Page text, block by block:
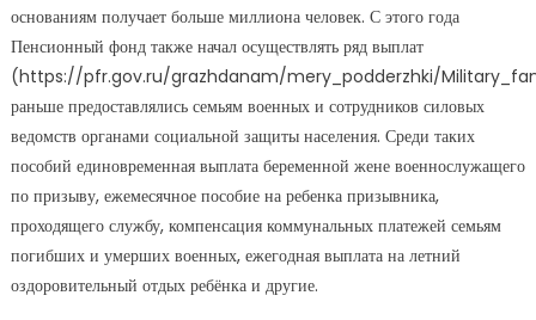
основаниям получает больше миллиона человек. С этого года
Пенсионный фонд также начал осуществлять ряд выплат
(https://pfr.gov.ru/grazhdanam/mery_podderzhki/
раньше предоставлялись семьям военных и сотрудников силовых
ведомств органами социальной защиты населения. Среди таких
пособий единовременная выплата беременной жене военнослужащего
по призыву, ежемесячное пособие на ребенка призывника,
проходящего службу, компенсация коммунальных платежей семьям
погибших и умерших военных, ежегодная выплата на летний
оздоровительный отдых ребёнка и другие.